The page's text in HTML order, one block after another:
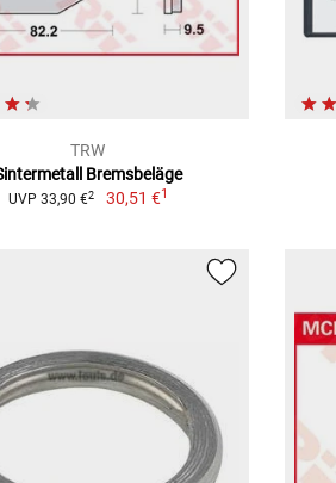
TRW
Bremsbeläge
UVP 33,90 €2 30,51 €1